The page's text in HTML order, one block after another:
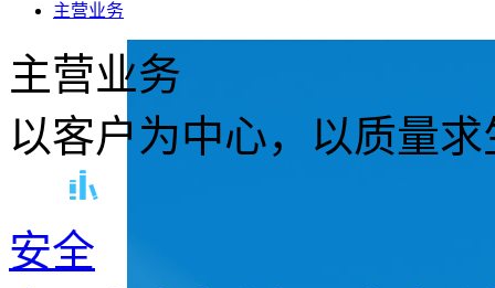
主营业务
主营业务
以客户为中心，以质量求
安全